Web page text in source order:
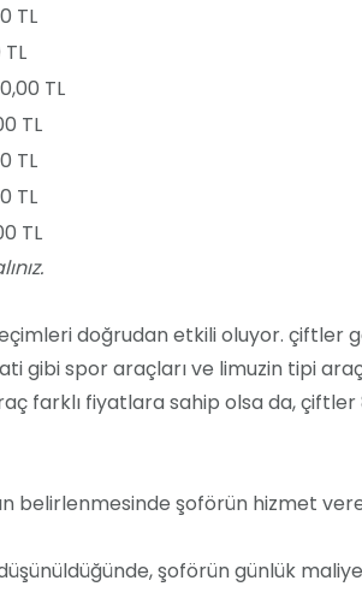
TL
TL
TL
TL
TL
TL
doğrudan etkili oluyor. çiftler
gibi spor araçları ve limuzin tipi
farklı fiyatlara sahip olsa da,
belirlenmesinde şoförün hizmet
şoförün günlük